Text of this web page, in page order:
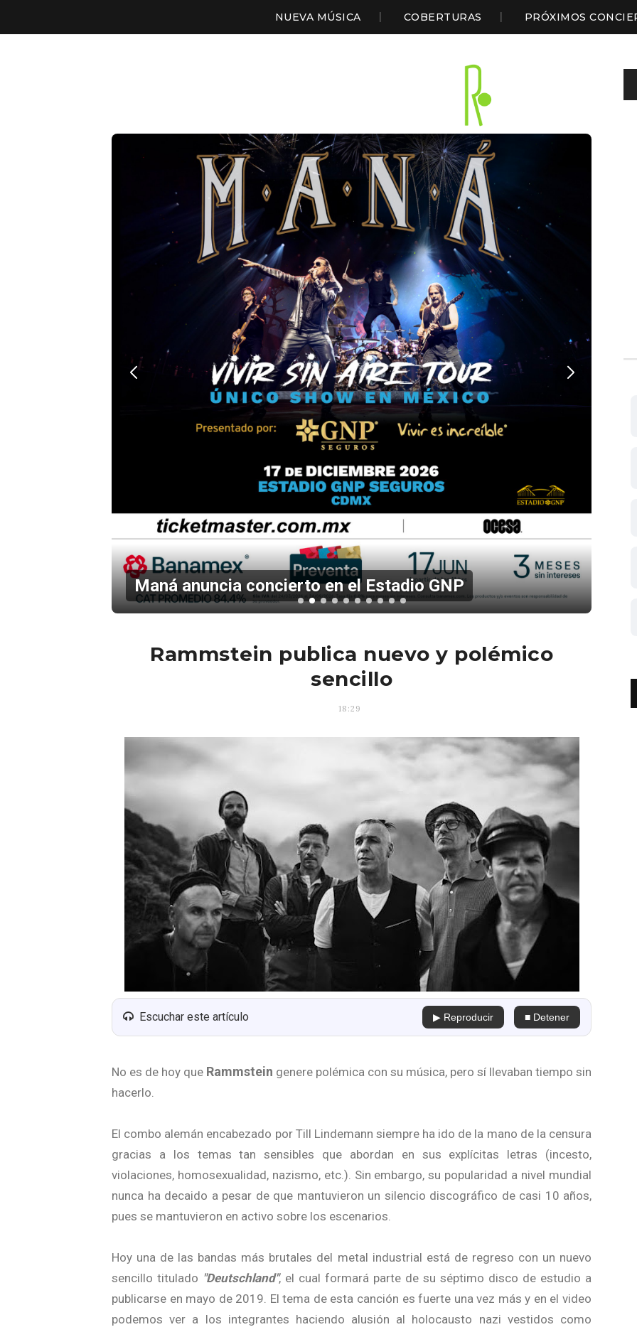
NUEVA MÚSICA COBERTURAS PRÓXIMOS
Listo el cartel de Flow Fest 2026
Rammstein publica nuevo y polémico
sencillo
18:29
Escuchar este artículo ▶ Reproducir ■ Detener
No es de hoy que Rammstein genere polémica con su música, pero sí llevaban tiempo sin
hacerlo.
El combo alemán encabezado por Till Lindemann siempre ha ido de la mano de la censura
gracias a los temas tan sensibles que abordan en sus explícitas letras (incesto,
violaciones, homosexualidad, nazismo, etc.). Sin embargo, su popularidad a nivel mundial
nunca ha decaido a pesar de que mantuvieron un silencio discográfico de casi 10 años,
pues se mantuvieron en activo sobre los escenarios.
Hoy una de las bandas más brutales del metal industrial está de regreso con un nuevo
sencillo titulado "Deutschland", el cual formará parte de su séptimo disco de estudio a
publicarse en mayo de 2019. El tema de esta canción es fuerte una vez más y en el video
podemos ver a los integrantes haciendo alusión al holocausto nazi vestidos como